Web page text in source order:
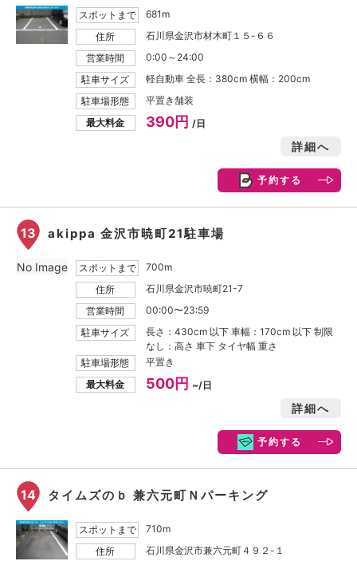
スポットまで
681m
住所
石川県金沢市材木町１５-６６
営業時間
0:00～24:00
駐車サイズ
軽自動車 全長：380cm 横幅：200cm
駐車場形態
平置き舗装
最大料金
390円 /日
詳細へ
予約する
13 akippa 金沢市暁町21駐車場
スポットまで
700m
住所
石川県金沢市暁町21-7
営業時間
00:00〜23:59
駐車サイズ
長さ：430cm 以下 車幅：170cm 以下 制限
なし：高さ 車下 タイヤ幅 重さ
駐車場形態
平置き
最大料金
500円 ~/日
詳細へ
予約する
No Image
14 タイムズのｂ 兼六元町Ｎパーキング
スポットまで
710m
住所
石川県金沢市兼六元町４９２-１